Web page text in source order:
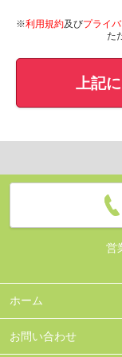
※利用規約及びプライ
た
上記
営
ホーム
お問い合わせ